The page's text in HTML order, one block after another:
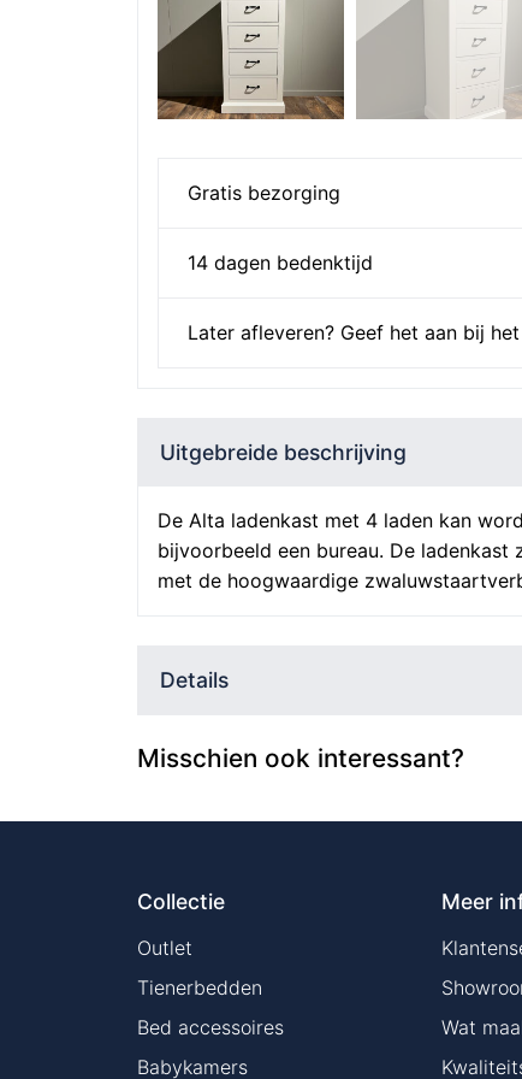
Gratis bezorging
14 dagen bedenktijd
Later afleveren? Geef het aan bij
Uitgebreide beschrijving
De Alta ladenkast met 4 laden kan
bijvoorbeeld een bureau. De
met de hoogwaardige
Details
Misschien ook interessant?
Collectie
Outlet
Tienerbedden
Bed accessoires
Babykamers
Meer
Wat